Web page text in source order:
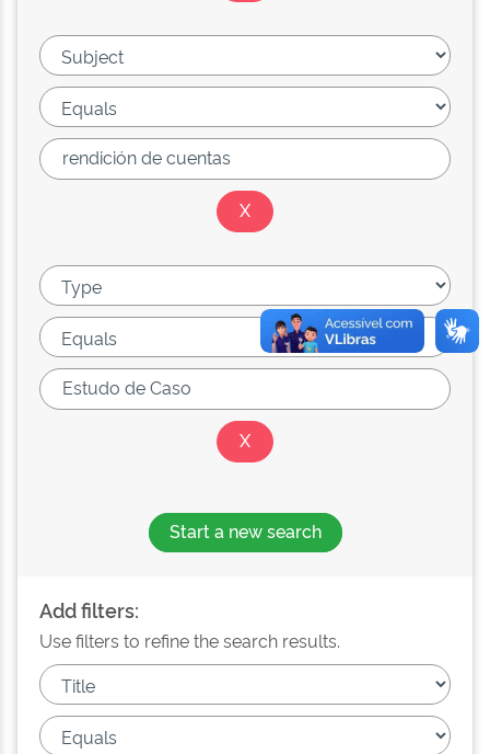
Start a new search
Add filters:
Use filters to refine the search results.